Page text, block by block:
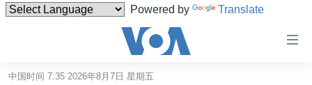
Powered by Translate
碍中国时间 7:35 2026年8月7日 星期五